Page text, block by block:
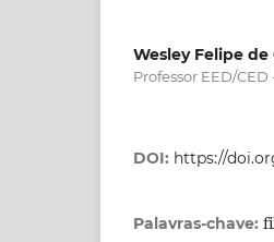
Wesley Felipe de
Professor EED/
DOI: https://
Palavras-chave: